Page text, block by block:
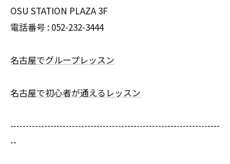
OSU STATION PLAZA 3F
電話番号 : 052-232-3444
名古屋でグループレッスン
名古屋で初心者が通えるレッスン
--------------------------------------------------------------------
--